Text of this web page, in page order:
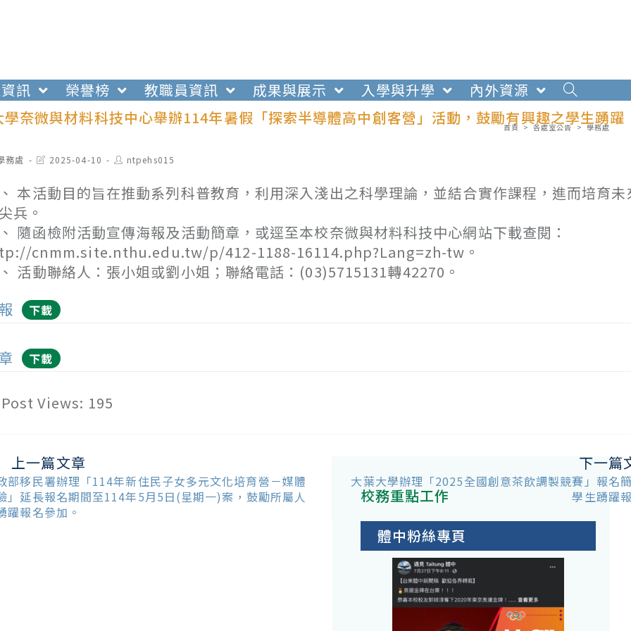
訊 榮譽榜 教職員資訊 成果與展示 入學與升學
內外資源
奈微與材料科技中心舉辦114年暑假「探索半導體高中創客營」活動，鼓勵有興趣之學生踴躍
首頁 > 各處室公告 > 學務處
務處
Post2025-04-10
Post
author:
ntpehs015
本活動目的旨在推動系列科普教育，利用深入淺出之科學理論，並結合實作課程，進而培育
兵。
隨函檢附活動宣傳海報及活動簡章，或逕至本校奈微與材料科技中心網站下載查閱：
cnmm.site.nthu.edu.tw/p/412-1188-16114.php?Lang=zh-tw。
活動聯絡人：張小姐或劉小姐；聯絡電話：(03)5715131轉42270。
下載
下載
Post Views: 195
上一篇文章
部移民署辦理「114年新住民子女多元文化培育營－媒體
」延長報名期間至114年5月5日(星期一)案，鼓勵所屬人
躍報名參加。
下一篇
大葉大學辦理「2025全國創意茶飲調製競賽」報名
學生踴躍
校務重點工作
體中粉絲專頁